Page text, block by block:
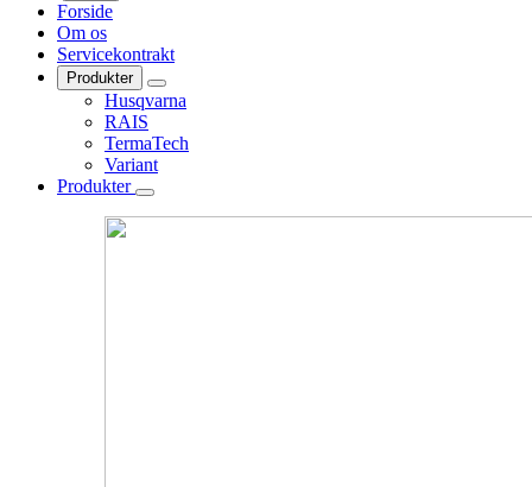
Forside
Om os
Servicekontrakt
Produkter
Husqvarna
RAIS
TermaTech
Variant
Produkter